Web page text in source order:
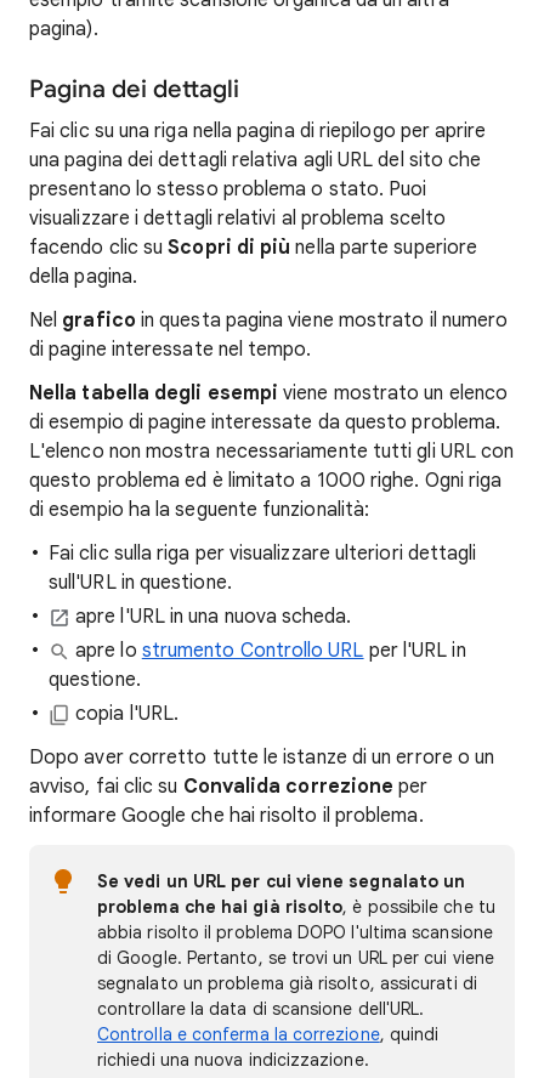
pagina).
Pagina dei dettagli
Fai clic su una riga nella pagina di riepilogo per aprire
una pagina dei dettagli relativa agli URL del sito che
presentano lo stesso problema o stato. Puoi
visualizzare i dettagli relativi al problema scelto
facendo clic suScopri di più nella parte superiore
della pagina.
Nel grafico in questa pagina viene mostrato il numero
di pagine interessate nel tempo.
Nella tabella degli esempi viene mostrato un elenco
di esempio di pagine interessate da questo problema.
L'elenco non mostra necessariamente tutti gli URL con
questo problema ed è limitato a 1000 righe. Ogni riga
di esempio ha la seguente funzionalità:
Fai clic sulla riga per visualizzare ulteriori dettagli
sull'URL in questione.
apre l'URL in una nuova scheda.
apre lo strumento Controllo URL per l'URL in
questione.
copia l'URL.
Dopo aver corretto tutte le istanze di un errore o un
avviso, fai clic su Convalida correzione per
informare Google che hai risolto il problema.
Se vedi un URL per cui viene segnalato un
problema che hai già risolto, è possibile che tu
abbia risolto il problema DOPO l'ultima scansione
di Google. Pertanto, se trovi un URL per cui viene
segnalato un problema già risolto, assicurati di
controllare la data di scansione dell'URL.
Controlla e conferma la correzione, quindi
richiedi una nuova indicizzazione.